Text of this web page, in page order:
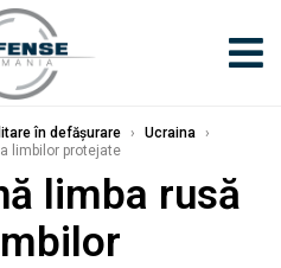
în defășurare › Ucraina ›
limbilor protejate
limba rusă